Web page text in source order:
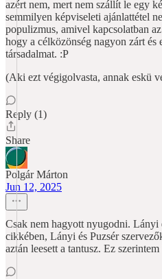
azért nem, mert nem szállít le egy
semmilyen képviseleti ajánlattétel
populizmus, amivel kapcsolatban
hogy a célközönség nagyon zárt és
társadalmat. :P
(Aki ezt végigolvasta, annak eskü
Reply (1)
Share
Polgár Márton
Jun 12, 2025
Csak nem hagyott nyugodni. Lányi
cikkében, Lányi és Puzsér
aztán leesett a tantusz. Ez